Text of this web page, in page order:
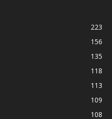
223
156
135
118
113
109
108